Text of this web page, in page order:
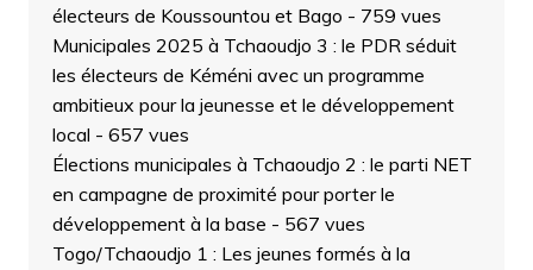
électeurs de Koussountou et Bago - 759 vues
Municipales 2025 à Tchaoudjo 3 : le PDR séduit
les électeurs de Kéméni avec un programme
ambitieux pour la jeunesse et le développement
local - 657 vues
Élections municipales à Tchaoudjo 2 : le parti NET
en campagne de proximité pour porter le
développement à la base - 567 vues
Togo/Tchaoudjo 1 : Les jeunes formés à la